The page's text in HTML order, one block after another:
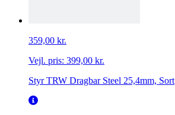
359,00 kr.
Vejl. pris: 399,00 kr.
Styr TRW Dragbar Steel 25,4mm, Sort